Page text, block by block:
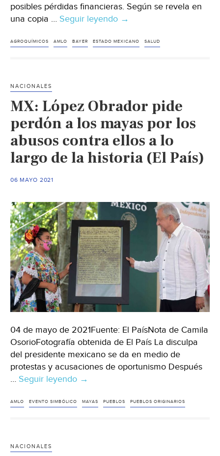
posibles pérdidas financieras. Según se revela en
una copia … Seguir leyendo México
Bayer-
mexicano
(Proceso)
→
AGROQUÍMICOS AMLO BAYER ESTADO MEXICANO SALUD
NACIONALES
MX: López Obrador pide
perdón a los mayas por los
abusos contra ellos a lo
largo de la historia (El País)
06 MAYO 2021
04 de mayo de 2021Fuente: El PaísNota de Camila
OsorioFotografía obtenida de El País La disculpa
del presidente mexicano se da en medio de
protestas y acusaciones de oportunismo Después
… Seguir leyendo MX:
Obrador
→
AMLO EVENTO SIMBÓLICO MAYAS PUEBLOS PUEBLOS ORIGINARIOS
NACIONALES